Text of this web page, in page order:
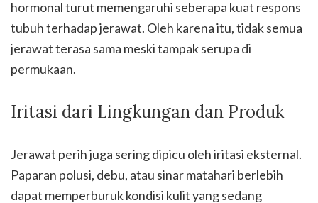
hormonal turut memengaruhi seberapa kuat respons
tubuh terhadap jerawat. Oleh karena itu, tidak semua
jerawat terasa sama meski tampak serupa di
permukaan.
Iritasi dari Lingkungan dan Produk
Jerawat perih juga sering dipicu oleh iritasi eksternal.
Paparan polusi, debu, atau sinar matahari berlebih
dapat memperburuk kondisi kulit yang sedang